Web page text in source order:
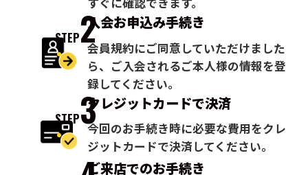
STEP2入会お申込み手続き
会員規約にご同意していただけました
ら、ご入会されるご本人様の情報を登
録してください。
STEP3クレジットカードで決済
今回のお手続き時に必要な費用をクレ
ジットカードで決済してください。
ご来店でのお手続き